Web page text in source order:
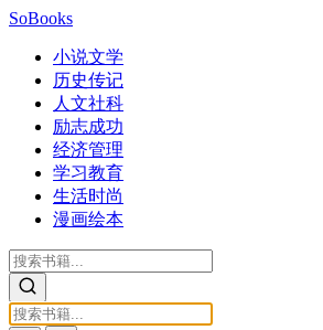
SoBooks
小说文学
历史传记
人文社科
励志成功
经济管理
学习教育
生活时尚
漫画绘本